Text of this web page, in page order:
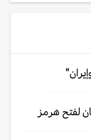
لفتح هرمز